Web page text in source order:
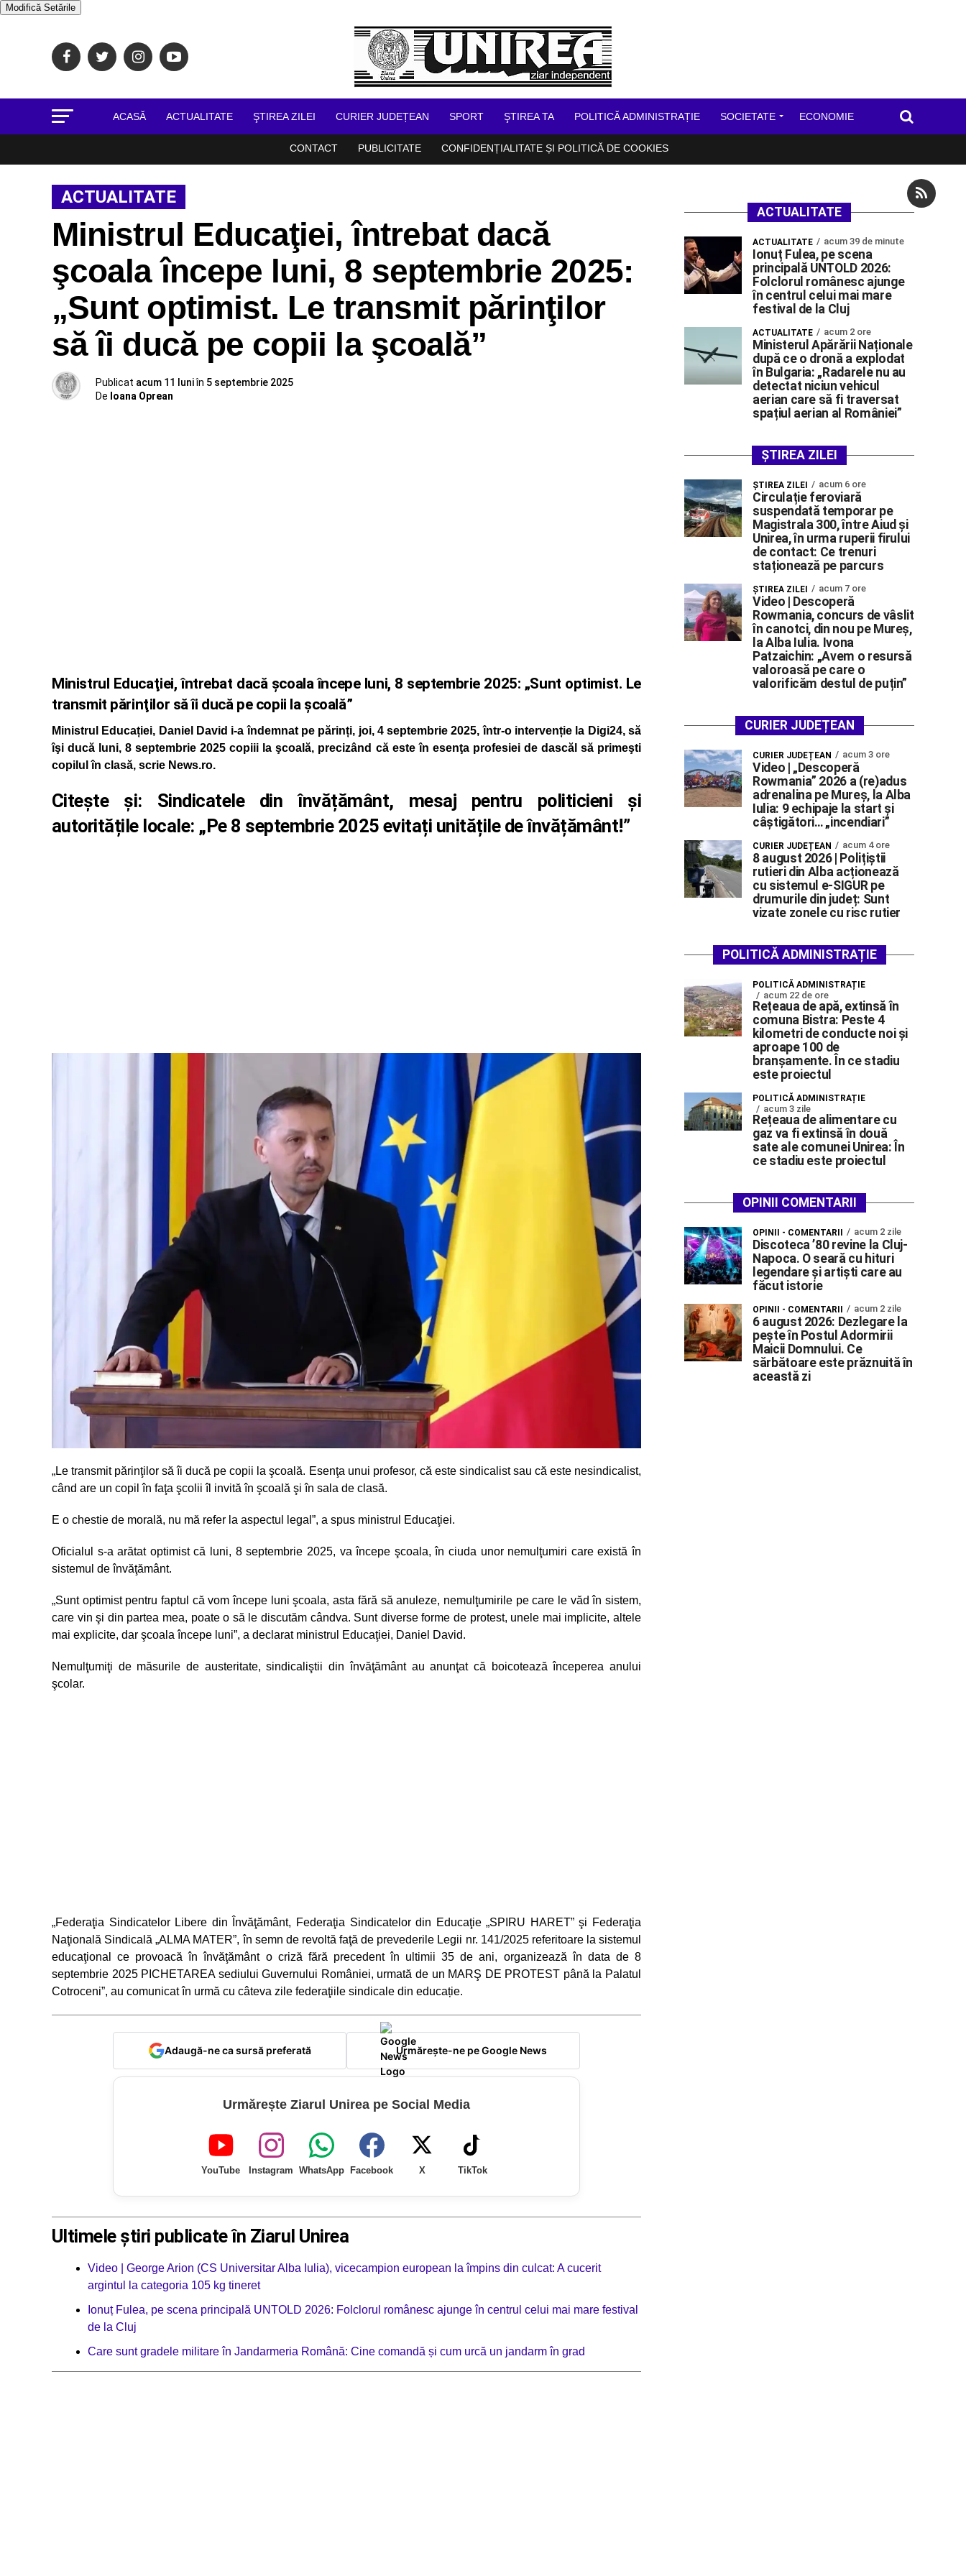
Modifică Setările
ACASĂ ACTUALITATE ŞTIREA ZILEI CURIER JUDEȚEAN SPORT ŞTIREA TA POLITICĂ ADMINISTRAȚIE SOCIETATE ECONOMIE
CONTACT PUBLICITATE CONFIDENȚIALITATE ȘI POLITICĂ DE COOKIES
ACTUALITATE
Ministrul Educaţiei, întrebat dacă
şcoala începe luni, 8 septembrie 2025:
„Sunt optimist. Le transmit părinţilor
să îi ducă pe copii la şcoală”
Publicat acum 11 luniîn 5 septembrie 2025
De Ioana Oprean
Ministrul Educaţiei, întrebat dacă şcoala începe luni, 8 septembrie 2025: „Sunt optimist. Le
transmit părinţilor să îi ducă pe copii la şcoală”
Ministrul Educației, Daniel David i-a îndemnat pe părinți, joi, 4 septembrie 2025, într-o intervenție la Digi24, să
îşi ducă luni, 8 septembrie 2025 copiii la şcoală, precizând că este în esenţa profesiei de dascăl să primeşti
copilul în clasă, scrie News.ro.
Citește și: Sindicatele din învățământ, mesaj pentru politicieni și
autoritățile locale: „Pe 8 septembrie 2025 evitați unitățile de învățământ!”
„Le transmit părinţilor să îi ducă pe copii la şcoală. Esenţa unui profesor, că este sindicalist sau că este nesindicalist,
când are un copil în faţa şcolii îl invită în şcoală şi în sala de clasă.
E o chestie de morală, nu mă refer la aspectul legal”, a spus ministrul Educaţiei.
Oficialul s-a arătat optimist că luni, 8 septembrie 2025, va începe şcoala, în ciuda unor nemulţumiri care există în
sistemul de învăţământ.
„Sunt optimist pentru faptul că vom începe luni şcoala, asta fără să anuleze, nemulţumirile pe care le văd în sistem,
care vin şi din partea mea, poate o să le discutăm cândva. Sunt diverse forme de protest, unele mai implicite, altele
mai explicite, dar şcoala începe luni”, a declarat ministrul Educaţiei, Daniel David.
Nemulţumiţi de măsurile de austeritate, sindicaliştii din învăţământ au anunţat că boicotează începerea anului
şcolar.
„Federaţia Sindicatelor Libere din Învăţământ, Federaţia Sindicatelor din Educaţie „SPIRU HARET” şi Federaţia
Naţională Sindicală „ALMA MATER”, în semn de revoltă faţă de prevederile Legii nr. 141/2025 referitoare la sistemul
educaţional ce provoacă în învăţământ o criză fără precedent în ultimii 35 de ani, organizează în data de 8
septembrie 2025 PICHETAREA sediului Guvernului României, urmată de un MARŞ DE PROTEST până la Palatul
Cotroceni”, au comunicat în urmă cu câteva zile federaţiile sindicale din educație.
Adaugă-ne ca sursă preferată Urmărește-ne pe Google News
Urmărește Ziarul Unirea pe Social Media
YouTube Instagram WhatsApp Facebook X TikTok
Ultimele știri publicate în Ziarul Unirea
Video | George Arion (CS Universitar Alba Iulia), vicecampion european la împins din culcat: A cucerit
argintul la categoria 105 kg tineret
Ionuț Fulea, pe scena principală UNTOLD 2026: Folclorul românesc ajunge în centrul celui mai mare festival
de la Cluj
Care sunt gradele militare în Jandarmeria Română: Cine comandă și cum urcă un jandarm în grad
ACTUALITATE
ACTUALITATE acum 39 de minute
Ionuț Fulea, pe scena
principală UNTOLD 2026:
Folclorul românesc ajunge
în centrul celui mai mare
festival de la Cluj
ACTUALITATE acum 2 ore
Ministerul Apărării Naționale
după ce o dronă a explodat
în Bulgaria: „Radarele nu au
detectat niciun vehicul
aerian care să fi traversat
spațiul aerian al României”
ȘTIREA ZILEI
ŞTIREA ZILEI acum 6 ore
Circulație feroviară
suspendată temporar pe
Magistrala 300, între Aiud și
Unirea, în urma ruperii firului
de contact: Ce trenuri
staționează pe parcurs
ŞTIREA ZILEI acum 7 ore
Video | Descoperă
Rowmania, concurs de vâslit
în canotci, din nou pe Mureș,
la Alba Iulia. Ivona
Patzaichin: „Avem o resursă
valoroasă pe care o
valorificăm destul de puțin”
CURIER JUDEȚEAN
CURIER JUDEȚEAN acum 3 ore
Video | „Descoperă
Rowmania” 2026 a (re)adus
adrenalina pe Mureș, la Alba
Iulia: 9 echipaje la start și
câștigători… „incendiari”
CURIER JUDEȚEAN acum 4 ore
8 august 2026 | Polițiștii
rutieri din Alba acționează
cu sistemul e-SIGUR pe
drumurile din județ: Sunt
vizate zonele cu risc rutier
POLITICĂ ADMINISTRAȚIE
POLITICĂ ADMINISTRAȚIE
acum 22 de ore
Rețeaua de apă, extinsă în
comuna Bistra: Peste 4
kilometri de conducte noi și
aproape 100 de
branșamente. În ce stadiu
este proiectul
POLITICĂ ADMINISTRAȚIE
acum 3 zile
Rețeaua de alimentare cu
gaz va fi extinsă în două
sate ale comunei Unirea: În
ce stadiu este proiectul
OPINII COMENTARII
OPINII - COMENTARII acum 2 zile
Discoteca ’80 revine la Cluj-
Napoca. O seară cu hituri
legendare și artiști care au
făcut istorie
OPINII - COMENTARII acum 2 zile
6 august 2026: Dezlegare la
pește în Postul Adormirii
Maicii Domnului. Ce
sărbătoare este prăznuită în
această zi